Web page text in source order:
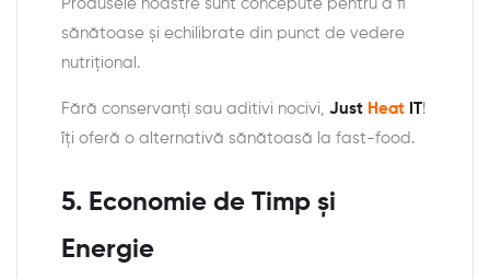
Produsele noastre sunt concepute pentru a fi
sănătoase și echilibrate din punct de vedere
nutrițional.
Fără conservanți sau aditivi nocivi, Just Heat IT!
îți oferă o alternativă sănătoasă la fast-food.
5. Economie de Timp și
Energie